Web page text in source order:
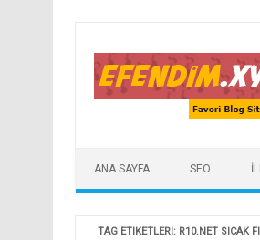
ANA SAYFA SEO
TAG ETIKETLERI: R10.NET SICAK